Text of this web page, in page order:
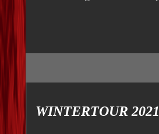
WINTERTOUR 2021